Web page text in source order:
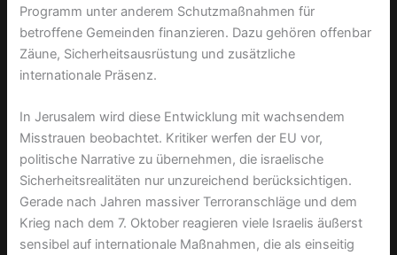
Programm unter anderem Schutzmaßnahmen für
betroffene Gemeinden finanzieren. Dazu gehören offenbar
Zäune, Sicherheitsausrüstung und zusätzliche
internationale Präsenz.
In Jerusalem wird diese Entwicklung mit wachsendem
Misstrauen beobachtet. Kritiker werfen der EU vor,
politische Narrative zu übernehmen, die israelische
Sicherheitsrealitäten nur unzureichend berücksichtigen.
Gerade nach Jahren massiver Terroranschläge und dem
Krieg nach dem 7. Oktober reagieren viele Israelis äußerst
sensibel auf internationale Maßnahmen, die als einseitig